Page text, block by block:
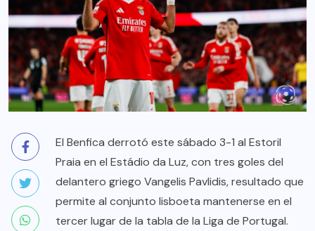
El Benfica derrotó este sábado 3-1 al Estoril
Praia en el Estádio da Luz, con tres goles del
delantero griego Vangelis Pavlidis, resultado que
permite al conjunto lisboeta mantenerse en el
tercer lugar de la tabla de la Liga de Portugal.